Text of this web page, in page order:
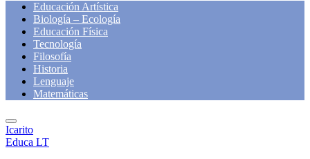
Educación Artística
Biología – Ecología
Educación Física
Tecnología
Filosofía
Historia
Lenguaje
Matemáticas
Icarito
Educa LT